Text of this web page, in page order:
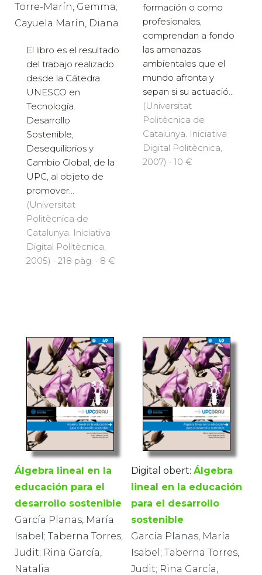
Torre-Marín, Gemma;
Cayuela Marín, Diana
El libro es el resultado
del trabajo realizado
desde la Cátedra
UNESCO en
Tecnología.
Desarrollo
Sostenible,
Desequilibrios y
Cambio Global, de la
UPC, al objeto de
promover...
(Universitat
Politècnica de
Catalunya. Iniciativa
Digital Politècnica,
2005) · 218 pàg. · 8 €
formación o como
profesionales,
comprendan a fondo
las amenazas
ambientales que el
mundo afronta y
sepan si su actuació...
(Universitat
Politècnica de
Catalunya. Iniciativa
Digital Politècnica,
2007) · 10 €
Álgebra lineal en la
educación para el
desarrollo sostenible
García Planas, María
Isabel; Taberna Torres,
Judit; Rina García,
Natalia
Digital obert: Álgebra
lineal en la educación
para el desarrollo
sostenible
García Planas, María
Isabel; Taberna Torres,
Judit; Rina García,